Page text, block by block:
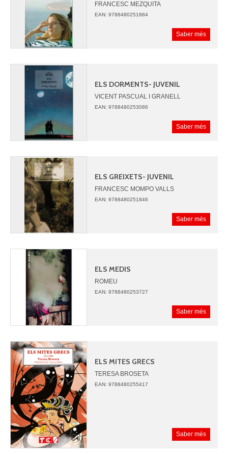
FRANCESC MEZQUITA
EAN: 9788480251884
Saber més
ELS DORMENTS- JUVENIL
VICENT PASCUAL I GRANELL
EAN: 9788480253086
Saber més
ELS GREIXETS- JUVENIL
FRANCESC MOMPO VALLS
EAN: 9788480251846
Saber més
ELS MEDIS
ROMEU
PACO
EAN: 9788480253727
Saber més
ELS MITES GRECS
TERESA BROSETA
EAN: 9788480255417
Saber més